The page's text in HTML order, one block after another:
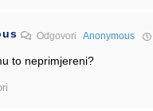
OdgovoriAnonymous
to neprimjereni?